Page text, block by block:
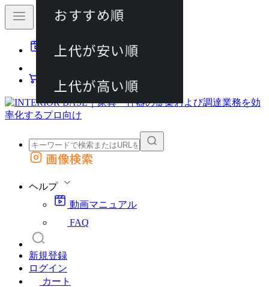
動画マニュアル
カート
外部サイトの商品をカートに追加
画像検索
ヘルプ
動画マニュアル
FAQ
新規登録
ログイン
カート
おすすめ順
上代が安い順
上代が高い順